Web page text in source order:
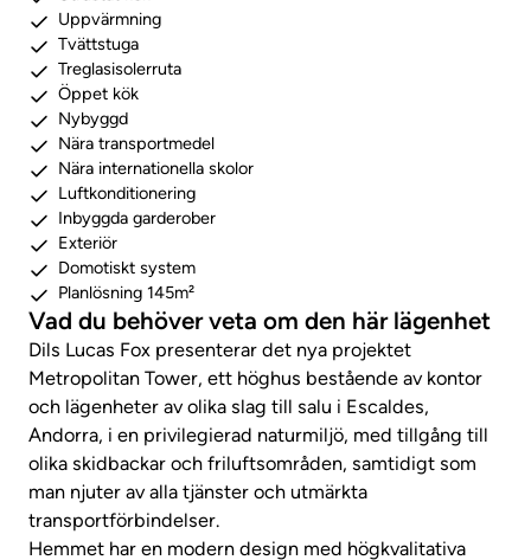
Uppvärmning
Tvättstuga
Treglasisolerruta
Öppet kök
Nybyggd
Nära transportmedel
Nära internationella skolor
Luftkonditionering
Inbyggda garderober
Exteriör
Domotiskt system
Planlösning 145m²
Vad du behöver veta om den här lägenhet
Dils Lucas Fox presenterar det nya projektet
Metropolitan Tower, ett höghus bestående av kontor
och lägenheter av olika slag till salu i Escaldes,
Andorra, i en privilegierad naturmiljö, med tillgång till
olika skidbackar och friluftsområden, samtidigt som
man njuter av alla tjänster och utmärkta
transportförbindelser.
Hemmet har en modern design med högkvalitativa